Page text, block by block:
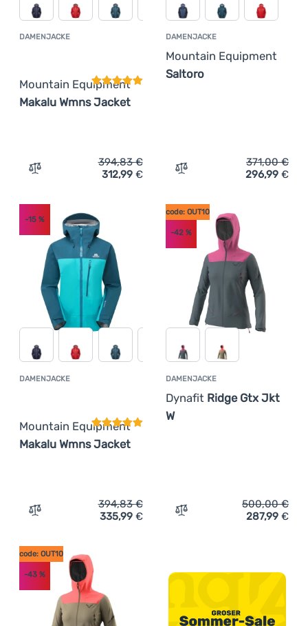
DAMENJACKE
Mountain Equipment
Makalu Wmns Jacket
Kundenbewertung
Zum Vergleich 'Damenjacke Mountain Equipment
394,83€
312,99 €
DAMENJACKE
Mountain Equipment
Saltoro
Zum Vergleich
371,00€
296,99 €
DAMENJACKE
Mountain Equipment
Makalu Wmns Jacket
Kundenbewertung
-15 %
Zum Vergleich 'Damenjacke Mountain Equipment
394,83€
335,99 €
DAMENJACKE
Dynafit Ridge Gtx Jkt
W
code: OUT10
-42%
Zum Vergleich
500,00€
287,99 €
code: OUT10
-43 %